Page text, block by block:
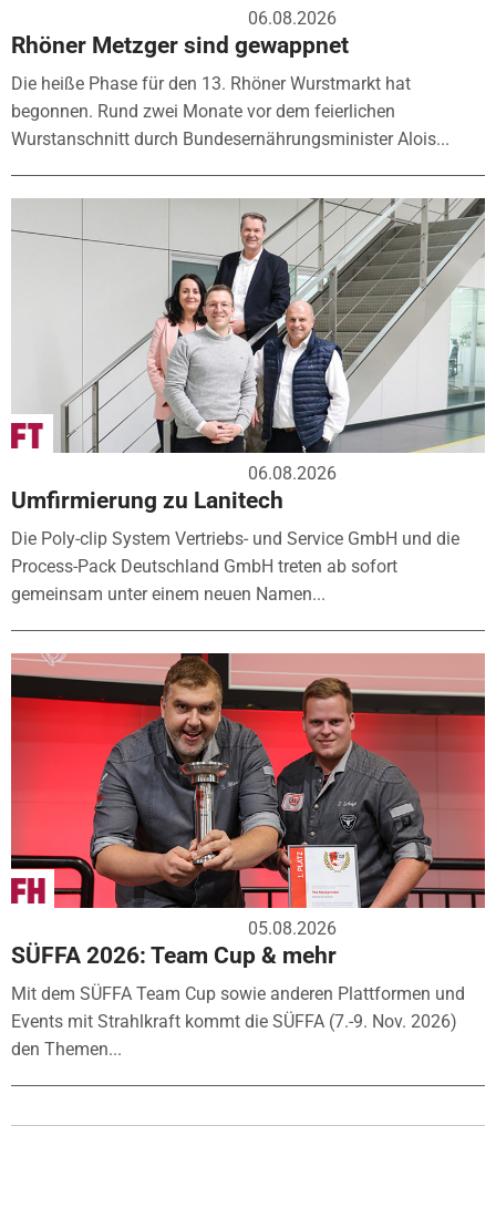
06.08.2026
Rhöner Metzger sind gewappnet
Die heiße Phase für den 13. Rhöner Wurstmarkt hat
begonnen. Rund zwei Monate vor dem feierlichen
Wurstanschnitt durch Bundesernährungsminister Alois...
06.08.2026
Umfirmierung zu Lanitech
Die Poly-clip System Vertriebs- und Service GmbH und die
Process-Pack Deutschland GmbH treten ab sofort
gemeinsam unter einem neuen Namen...
05.08.2026
SÜFFA 2026: Team Cup & mehr
Mit dem SÜFFA Team Cup sowie anderen Plattformen und
Events mit Strahlkraft kommt die SÜFFA (7.-9. Nov. 2026)
den Themen...